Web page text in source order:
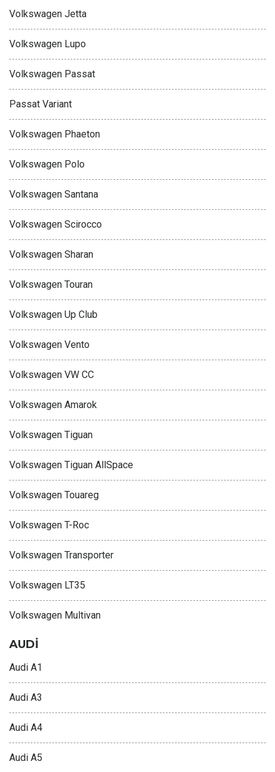
Volkswagen Jetta
Volkswagen Lupo
Volkswagen Passat
Passat Variant
Volkswagen Phaeton
Volkswagen Polo
Volkswagen Santana
Volkswagen Scirocco
Volkswagen Sharan
Volkswagen Touran
Volkswagen Up Club
Volkswagen Vento
Volkswagen VW CC
Volkswagen Amarok
Volkswagen Tiguan
Volkswagen Tiguan AllSpace
Volkswagen Touareg
Volkswagen T-Roc
Volkswagen Transporter
Volkswagen LT35
Volkswagen Multivan
AUDİ
Audi A1
Audi A3
Audi A4
Audi A5